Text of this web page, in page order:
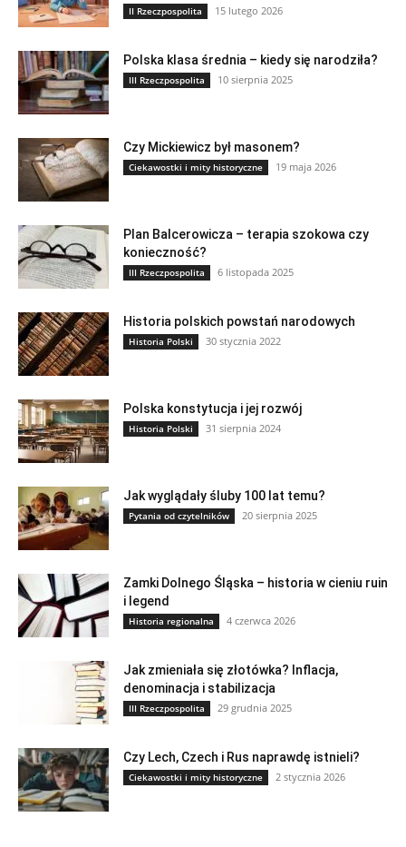
II Rzeczpospolita 15 lutego 2026
Polska klasa średnia – kiedy się narodziła?
III Rzeczpospolita 10 sierpnia 2025
Czy Mickiewicz był masonem?
Ciekawostki i mity historyczne 19 maja 2026
Plan Balcerowicza – terapia szokowa czy
konieczność?
III Rzeczpospolita 6 listopada 2025
Historia polskich powstań narodowych
Historia Polski 30 stycznia 2022
Polska konstytucja i jej rozwój
Historia Polski 31 sierpnia 2024
Jak wyglądały śluby 100 lat temu?
Pytania od czytelników 20 sierpnia 2025
Zamki Dolnego Śląska – historia w cieniu ruin
i legend
Historia regionalna 4 czerwca 2026
Jak zmieniała się złotówka? Inflacja,
denominacja i stabilizacja
III Rzeczpospolita 29 grudnia 2025
Czy Lech, Czech i Rus naprawdę istnieli?
Ciekawostki i mity historyczne 2 stycznia 2026